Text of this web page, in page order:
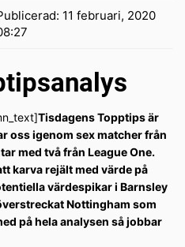
11 februari, 2020
Tisdagens Topptips är
oss igenom sex matcher från
med två från League One.
karva rejält med värde på
värdespikar i Barnsley
Nottingham som
på hela analysen så jobbar